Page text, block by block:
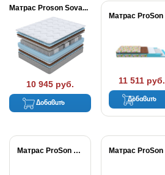
Матрас Proson Sova...
10 945 руб.
Добавить
11 511 руб.
Добавить
Матрас ProSon Совенок